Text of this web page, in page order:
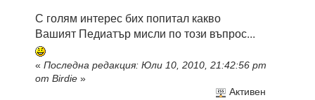
С голям интерес бих попитал какво
Вашият Педиатър мисли по този въпрос...
« Последна редакция: Юли 10, 2010, 21:42:56 pm
от Birdie »
Активен